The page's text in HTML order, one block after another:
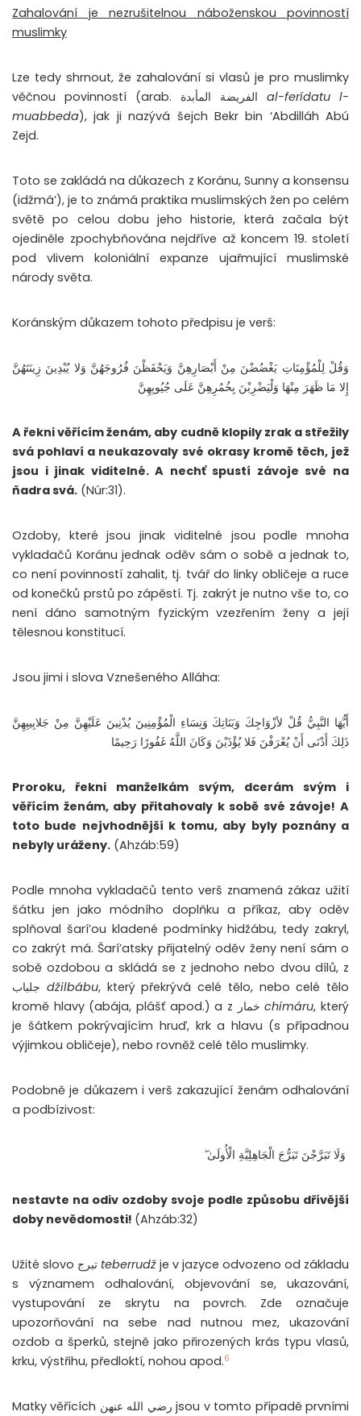
Zahalování je nezrušitelnou náboženskou povinností
muslimky
Lze tedy shrnout, že zahalování si vlasů je pro muslimky
al-ferídatu l-
muabbeda), jak ji nazývá šejch Bekr bin ‘Abdilláh Abú
Zejd.
Toto se zakládá na důkazech z Koránu, Sunny a konsensu
(idžmá’), je to známá praktika muslimských žen po celém
světě po celou dobu jeho historie, která začala být
ojediněle zpochybňována nejdříve až koncem 19. století
pod vlivem koloniální expanze ujařmující muslimské
národy světa.
Koránským důkazem tohoto předpisu je verš:
وَقُلْ لِلْمُؤْمِنَاتِ يَغْضُضْنَ مِنْ أَبْصَارِهِنَّ وَيَحْفَظْنَ فُرُوجَهُنَّ وَلا يُبْدِينَ زِينَتَهُنَّ
إِلا مَا ظَهَرَ مِنْهَا وَلْيَضْرِبْنَ بِخُمُرِهِنَّ عَلَى جُيُوبِهِنَّ
A řekni věřícím ženám, aby cudně klopily zrak a střežily
svá pohlaví a neukazovaly své okrasy kromě těch, jež
jsou i jinak viditelné. A nechť spustí závoje své na
ňadra svá. (Núr:31).
Ozdoby, které jsou jinak viditelné jsou podle mnoha
vykladačů Koránu jednak oděv sám o sobě a jednak to,
co není povinností zahalit, tj. tvář do linky obličeje a ruce
od konečků prstů po zápěstí. Tj. zakrýt je nutno vše to, co
není dáno samotným fyzickým vzezřením ženy a její
tělesnou konstitucí.
Jsou jimi i slova Vznešeného Alláha:
أَيُّهَا النَّبِيُّ قُلْ لأزْوَاجِكَ وَبَنَاتِكَ وَنِسَاءِ الْمُؤْمِنِينَ يُدْنِينَ عَلَيْهِنَّ مِنْ جَلابِيبِهِنَّ
ذَلِكَ أَدْنَى أَنْ يُعْرَفْنَ فَلا يُؤْذَيْنَ وَكَانَ اللَّهُ غَفُورًا رَحِيمًا
Proroku, řekni manželkám svým, dcerám svým i
věřícím ženám, aby přitahovaly k sobě své závoje! A
toto bude nejvhodnější k tomu, aby byly poznány a
nebyly uráženy. (Ahzáb:59)
Podle mnoha vykladačů tento verš znamená zákaz užití
šátku jen jako módního doplňku a příkaz, aby oděv
splňoval šarí’ou kladené podmínky hidžábu, tedy zakryl,
co zakrýt má. Šarí’atsky přijatelný oděv ženy není sám o
sobě ozdobou a skládá se z jednoho nebo dvou dílů, z
džilbábu, který překrývá celé tělo, nebo celé tělo
kromě hlavy (abája, plášť apod.) a z خمارchimáru, který
je šátkem pokrývajícím hruď, krk a hlavu (s případnou
výjimkou obličeje), nebo rovněž celé tělo muslimky.
Podobně je důkazem i verš zakazující ženám odhalování
a podbízivost:
وَلَا تَبَرَّجْنَ تَبَرُّجَ الْجَاهِلِيَّةِ الْأُولَىٰ ۖ
nestavte na odiv ozdoby svoje podle způsobu dřívější
doby nevědomosti! (Ahzáb:32)
teberrudž je v jazyce odvozeno od základu
s významem odhalování, objevování se, ukazování,
vystupování ze skrytu na povrch. Zde označuje
upozorňování na sebe nad nutnou mez, ukazování
ozdob a šperků, stejně jako přirozených krás typu vlasů,
krku, výstřihu, předloktí, nohou apod.6
Matky věřících رضي الله عنهن jsou v tomto případě prvními